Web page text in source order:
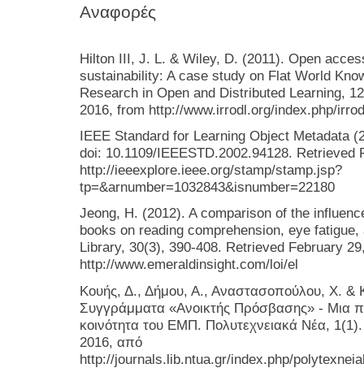
Αναφορές
Hilton III, J. L. & Wiley, D. (2011). Open
sustainability: A case study on Flat World
Research in Open and Distributed Learning,
2016, from http://www.irrodl.org/index.php/
IEEE Standard for Learning Object Metadata
doi: 10.1109/IEEESTD.2002.94128. Retrieved
http://ieeexplore.ieee.org/stamp/stamp.jsp?
tp=&arnumber=1032843&isnumber=22180
Jeong, H. (2012). A comparison of the
books on reading comprehension, eye
Library, 30(3), 390-408. Retrieved February
http://www.emeraldinsight.com/loi/el
Κουής, Δ., Δήμου, Α., Αναστασοπούλου, Χ. &
Συγγράμματα «Ανοικτής Πρόσβασης» - Μια
κοινότητα του ΕΜΠ. Πολυτεχνειακά Νέα,
2016, από
http://journals.lib.ntua.gr/index.php/